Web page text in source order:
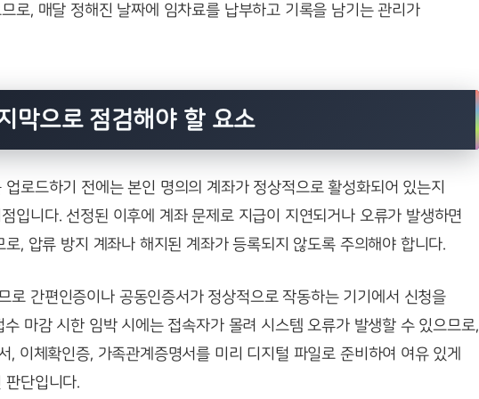
로, 매달 정해진 날짜에 임차료를 납부하고 기록을 남기는 관리가
막으로 점검해야 할 요소
로드하기 전에는 본인 명의의 계좌가 정상적으로 활성화되어 있는지
입니다. 선정된 이후에 계좌 문제로 지급이 지연되거나 오류가 발생하면
, 압류 방지 계좌나 해지된 계좌가 등록되지 않도록 주의해야 합니다.
로 간편인증이나 공동인증서가 정상적으로 작동하는 기기에서 신청을
마감 시한 임박 시에는 접속자가 몰려 시스템 오류가 발생할 수 있으므로,
, 이체확인증, 가족관계증명서를 미리 디지털 파일로 준비하여 여유 있게
판단입니다.